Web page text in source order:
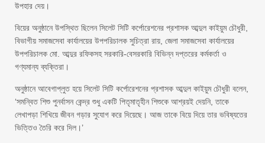
উপহার দেয়।
বিয়ের অনুষ্ঠানে উপস্থিত ছিলেন সিলেট সিটি কর্পোরেশনের প্রশাসক আব্দুল কাইয়ুম চৌধুরী,
বিভাগীয় সমাজসেবা কার্যালয়ের উপপরিচালক সুচিত্রা রায়, জেলা সমাজসেবা কার্যালয়ের
উপপরিচালক মো. আব্দুর রফিকসহ সরকারি-বেসরকারি বিভিন্ন দপ্তরের কর্মকর্তা ও
গণ্যমান্য ব্যক্তিরা।
অনুষ্ঠানে আবেগাপ্লুত হয়ে সিলেট সিটি কর্পোরেশনের প্রশাসক আব্দুল কাইয়ুম চৌধুরী বলেন,
‘সমন্বিত শিশু পুনর্বাসন কেন্দ্র শুধু একটি পিতৃমাতৃহীন শিশুকে আশ্রয়ই দেয়নি, তাকে
লেখাপড়া শিখিয়ে জীবন গড়ার সুযোগ করে দিয়েছে। আজ তাকে বিয়ে দিয়ে তার ভবিষ্যতের
ভিত্তিও তৈরি করে দিল।’